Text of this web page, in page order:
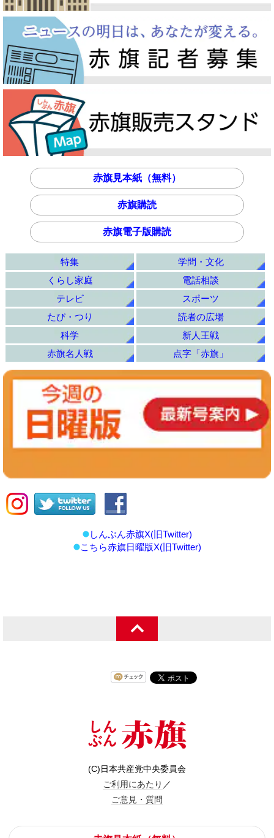
赤旗見本紙（無料）
赤旗購読
赤旗電子版購読
特集
学問・文化
くらし家庭
電話相談
テレビ
スポーツ
たび・つり
読者の広場
科学
新人王戦
赤旗名人戦
点字「赤旗」
しんぶん赤旗X(旧Twitter)
こちら赤旗日曜版X(旧Twitter)
(C)日本共産党中央委員会
ご利用にあたり ／
ご意見・質問